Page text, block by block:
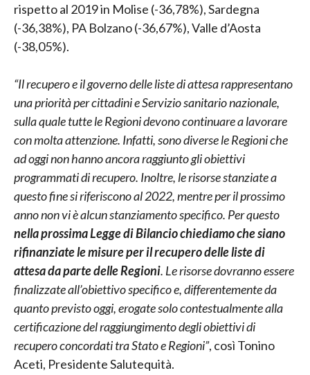
rispetto al 2019 in Molise (-36,78%), Sardegna
(-36,38%), PA Bolzano (-36,67%), Valle d’Aosta
(-38,05%).
“Il recupero e il governo delle liste di attesa rappresentano
una priorità per cittadini e Servizio sanitario nazionale,
sulla quale tutte le Regioni devono continuare a lavorare
con molta attenzione. Infatti, sono diverse le Regioni che
ad oggi non hanno ancora raggiunto gli obiettivi
programmati di recupero. Inoltre, le risorse stanziate a
questo fine si riferiscono al 2022, mentre per il prossimo
anno non vi è alcun stanziamento specifico. Per questo
nella prossima Legge di Bilancio chiediamo che siano
rifinanziate le misure per il recupero delle liste di
attesa da parte delle Regioni. Le risorse dovranno essere
finalizzate all’obiettivo specifico e, differentemente da
quanto previsto oggi, erogate solo contestualmente alla
certificazione del raggiungimento degli obiettivi di
recupero concordati tra Stato e Regioni”, così Tonino
Aceti, Presidente Salutequità.